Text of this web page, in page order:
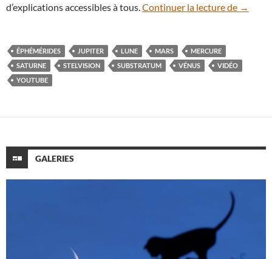
d’explications accessibles à tous.Continuer la lecture de En
→
ÉPHÉMÉRIDES JUPITER LUNE MARS
MERCURE
SATURNE
STELVISION SUBSTRATUM VÉNUS
VIDÉO
YOUTUBE
GALERIES